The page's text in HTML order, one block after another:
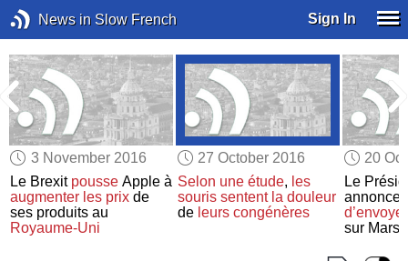
News in Slow French Sign In
3 November 2016
Le Brexit pousse Apple à
augmenter les prix de
ses produits au
Royaume-Uni
27 October 2016
Selon une étude, les
souris sentent la douleur
de leurs congénères
20
Le
annonce
d’envoyer
sur Mars